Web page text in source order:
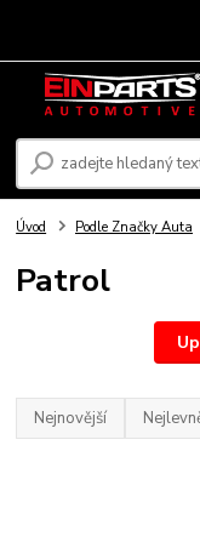
Úvod Podle Značky Auta
Patrol
Nejnovější